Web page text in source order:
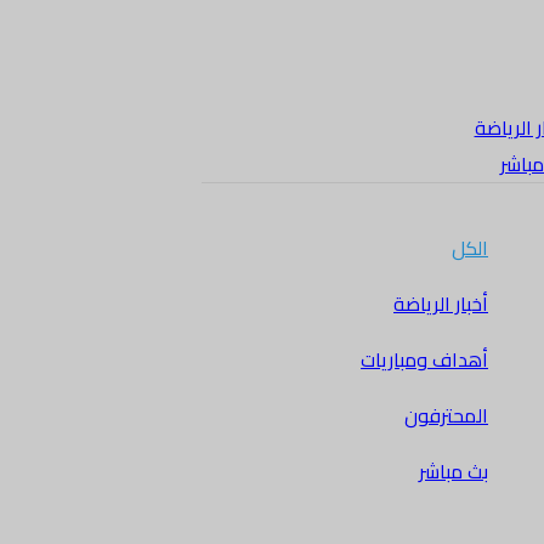
الرياضة
الكل
أخبار الرياضة
أهداف ومباريات
المحترفون
بث مباشر